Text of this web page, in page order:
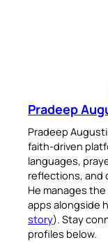
Pradeep
Pradeep
faith-driven
languages,
reflections, and
He manages
apps alongside
story). Stay
profiles below.